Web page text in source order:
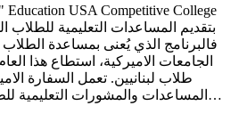
فالبرنامج الذي يُعنى بمساعدة ​الطلاب​
الجامعات​ الاميركية، استطاع هذا
طلاب لبنانيين. تعمل ​السفارة
المساعدات والمشورات التعليمية للطلاب الراغبين بالتوجه نحو…